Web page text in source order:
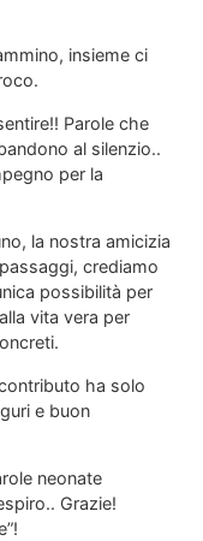
insieme ci
Parole che
al silenzio..
per la
la nostra amicizia
crediamo
possibilità per
vita vera per
ha solo
e buon
neonate
Grazie!